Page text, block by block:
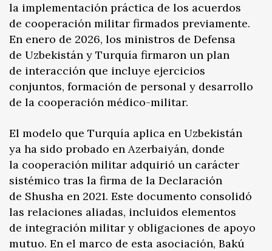
la implementación práctica de los acuerdos
de cooperación militar firmados previamente.
En enero de 2026, los ministros de Defensa
de Uzbekistán y Turquía firmaron un plan
de interacción que incluye ejercicios
conjuntos, formación de personal y desarrollo
de la cooperación médico-militar.
El modelo que Turquía aplica en Uzbekistán
ya ha sido probado en Azerbaiyán, donde
la cooperación militar adquirió un carácter
sistémico tras la firma de la Declaración
de Shusha en 2021. Este documento consolidó
las relaciones aliadas, incluidos elementos
de integración militar y obligaciones de apoyo
mutuo. En el marco de esta asociación, Bakú